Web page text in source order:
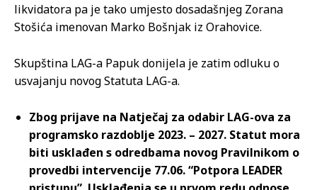
likvidatora pa je tako umjesto dosadašnjeg Zorana
Stošića imenovan Marko Bošnjak iz Orahovice.
Skupština LAG-a Papuk donijela je zatim odluku o
usvajanju novog Statuta LAG-a.
Zbog prijave na Natječaj za odabir LAG-ova za
programsko razdoblje 2023. – 2027. Statut mora
biti usklađen s odredbama novog Pravilnikom o
provedbi intervencije 77.06. “Potpora LEADER